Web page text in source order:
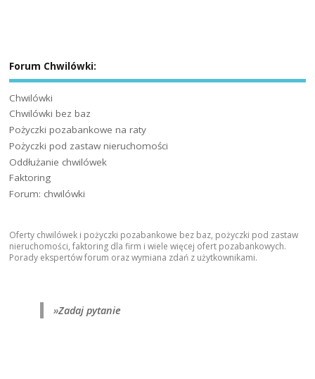
Forum Chwilówki:
Chwilówki
Chwilówki bez baz
Pożyczki pozabankowe na raty
Pożyczki pod zastaw nieruchomości
Oddłużanie chwilówek
Faktoring
Forum: chwilówki
Oferty chwilówek i pożyczki pozabankowe bez baz, pożyczki pod zastaw
nieruchomości, faktoring dla firm i wiele więcej ofert pozabankowych.
Porady ekspertów forum oraz wymiana zdań z użytkownikami.
»Zadaj pytanie